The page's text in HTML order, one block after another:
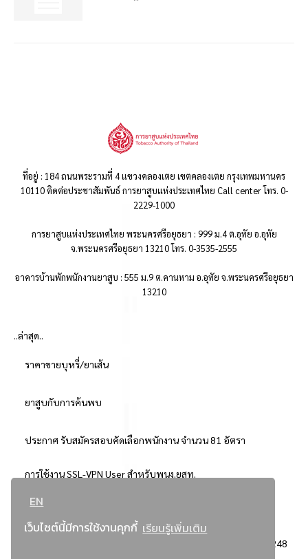
EN
เว็บไซต์นี้มีการใช้งานคุกกี้ เรียนรู้เพิ่มเติม
ที่อยู่ : 184 ถนนพระรามที่ 4 แขวงคลองเตย เขตคลองเตย กรุงเทพมหานคร
10110 ติดต่อประชาสัมพันธ์ การยาสูบแห่งประเทศไทย Call center โทร. 0-
2229-1000
การยาสูบแห่งประเทศไทย พระนครศรีอยุธยา : 999 ม.4 ต.อุทัย อ.อุทัย
จ.พระนครศรีอยุธยา 13210 โทร. 0-3535-2555
อาคารบ้านพักพนักงานยาสูบ : 555 ม.9 ต.คานหาม อ.อุทัย จ.พระนครศรีอยุธยา
13210
..ล่าสุด..
ราคาขายบุหรี่/ยาเส้น
ยาสูบกับการค้นพบ
ประกาศ รับสมัครสอบคัดเลือกพนักงาน จำนวน 81 อัตรา
การใช้งาน SSL-VPN User สำหรับพนง.ยสท.
..ยอดนิยม..
3248